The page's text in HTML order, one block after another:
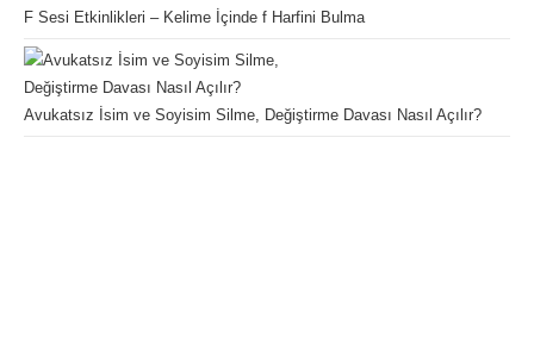
F Sesi Etkinlikleri – Kelime İçinde f Harfini Bulma
Avukatsız İsim ve Soyisim Silme, Değiştirme Davası Nasıl Açılır?